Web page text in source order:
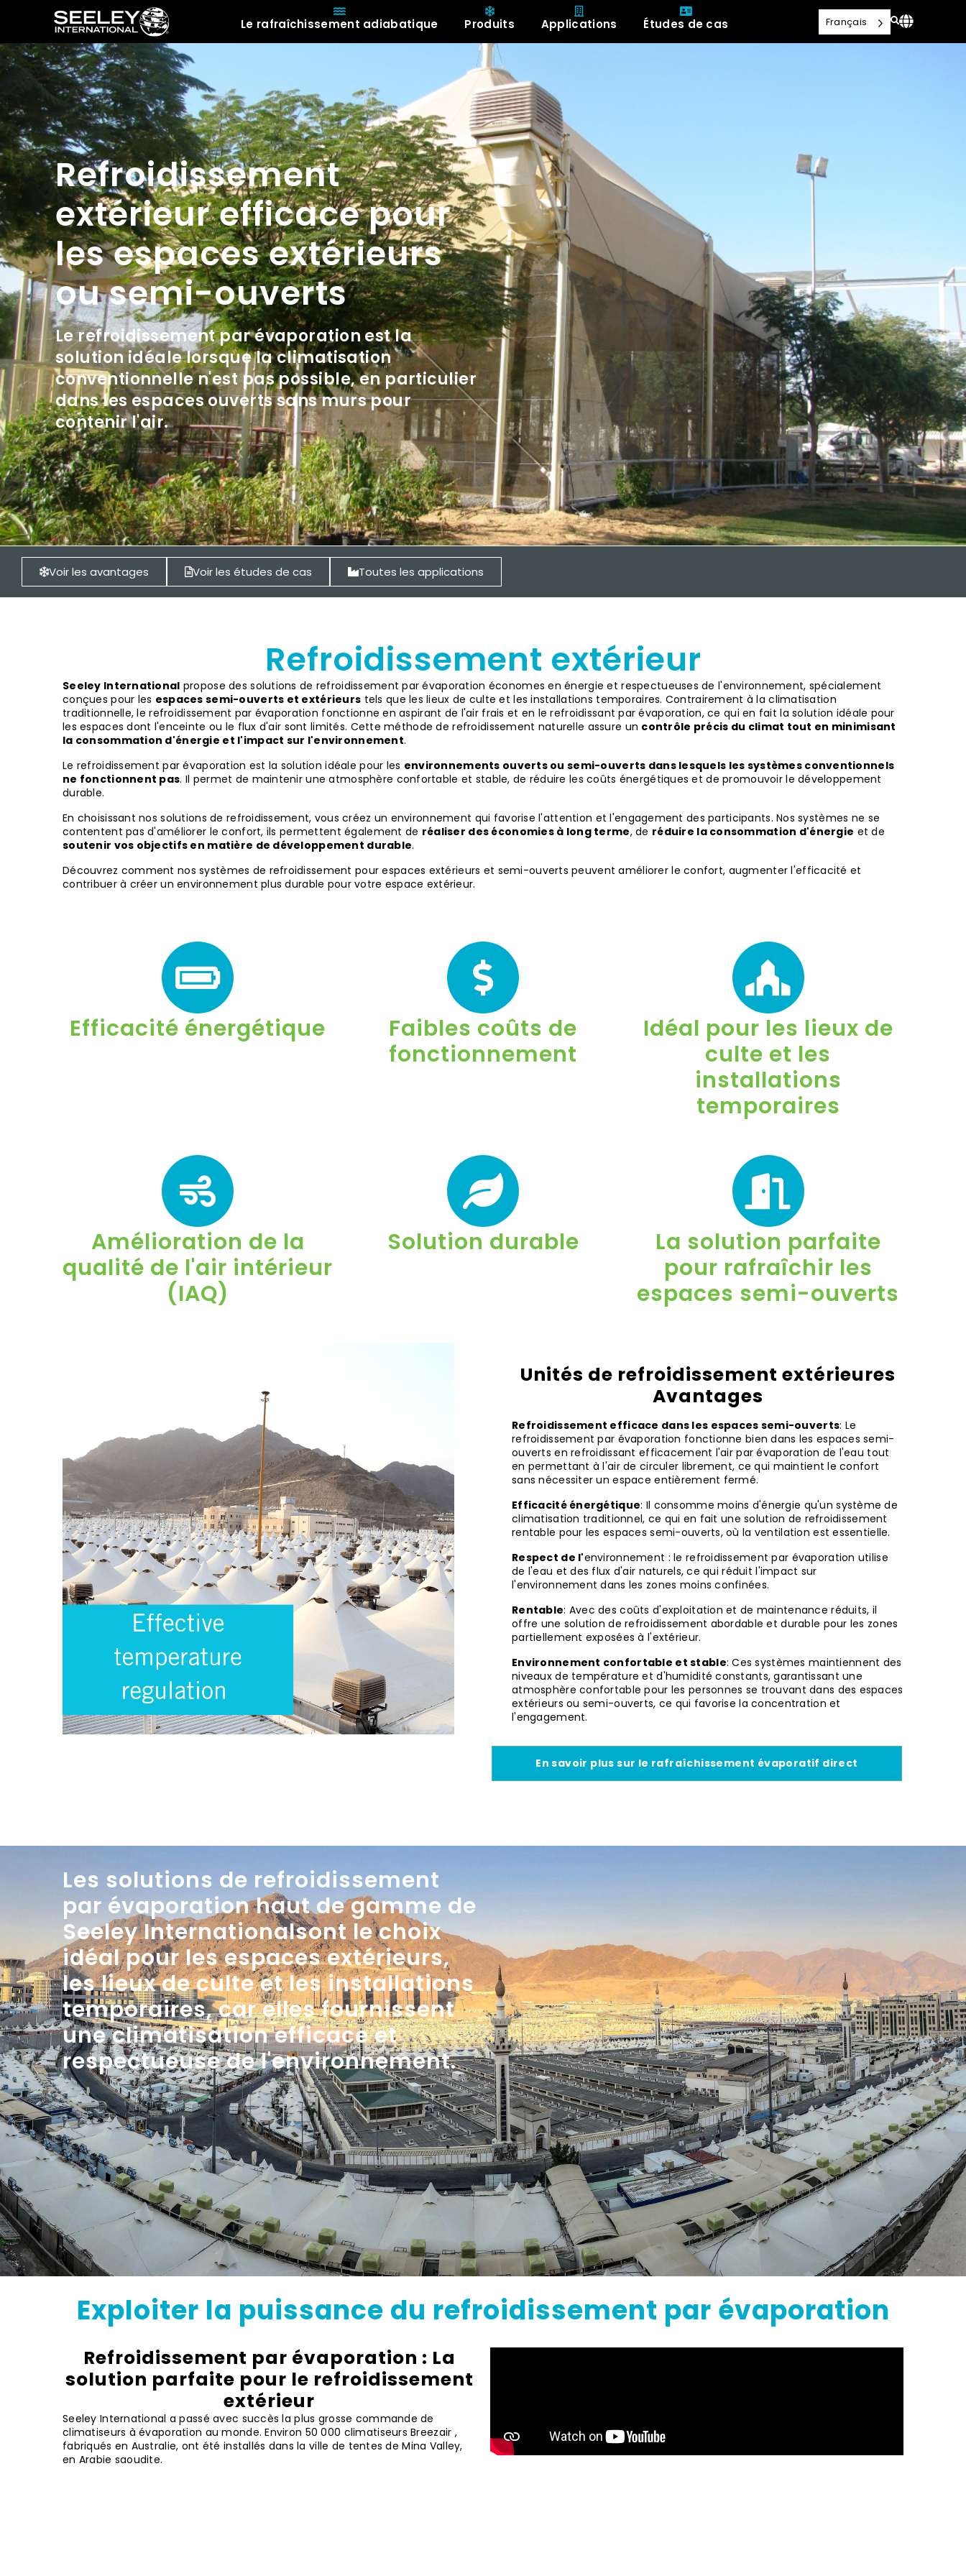
Le rafraîchissement adiabatique Produits Applications Études de cas Français
Refroidissement
extérieur efficace pour
les espaces extérieurs
ou semi-ouverts
Le refroidissement par évaporation est la
solution idéale lorsque la climatisation
conventionnelle n'est pas possible, en particulier
dans les espaces ouverts sans murs pour
contenir l'air.
Voir les avantages Voir les études de cas Toutes les applications
Refroidissement extérieur
Seeley International propose des solutions de refroidissement par évaporation économes en énergie et respectueuses de l'environnement, spécialement
conçues pour les espaces semi-ouverts et extérieurs tels que les lieux de culte et les installations temporaires. Contrairement à la climatisation
traditionnelle, le refroidissement par évaporation fonctionne en aspirant de l'air frais et en le refroidissant par évaporation, ce qui en fait la solution idéale pour
les espaces dont l'enceinte ou le flux d'air sont limités. Cette méthode de refroidissement naturelle assure un contrôle précis du climat tout en minimisant
la consommation d'énergie et l'impact sur l'environnement.
Le refroidissement par évaporation est la solution idéale pour les environnements ouverts ou semi-ouverts dans lesquels les systèmes conventionnels
ne fonctionnent pas. Il permet de maintenir une atmosphère confortable et stable, de réduire les coûts énergétiques et de promouvoir le développement
durable.
En choisissant nos solutions de refroidissement, vous créez un environnement qui favorise l'attention et l'engagement des participants. Nos systèmes ne se
contentent pas d'améliorer le confort, ils permettent également de réaliser des économies à long terme, de réduire la consommation d'énergie et de
soutenir vos objectifs en matière de développement durable.
Découvrez comment nos systèmes de refroidissement pour espaces extérieurs et semi-ouverts peuvent améliorer le confort, augmenter l'efficacité et
contribuer à créer un environnement plus durable pour votre espace extérieur.
Efficacité énergétique
Faibles coûts de
fonctionnement
Idéal pour les lieux de
culte et les
installations
temporaires
Amélioration de la
qualité de l'air intérieur
(IAQ)
Solution durable
La solution parfaite
pour rafraîchir les
espaces semi-ouverts
Unités de refroidissement extérieures
Avantages
Refroidissement efficace dans les espaces semi-ouverts: Le
refroidissement par évaporation fonctionne bien dans les espaces semi-
ouverts en refroidissant efficacement l'air par évaporation de l'eau tout
en permettant à l'air de circuler librement, ce qui maintient le confort
sans nécessiter un espace entièrement fermé.
Efficacité énergétique: Il consomme moins d'énergie qu'un système de
climatisation traditionnel, ce qui en fait une solution de refroidissement
rentable pour les espaces semi-ouverts, où la ventilation est essentielle.
Respect de l'environnement : le refroidissement par évaporation utilise
de l'eau et des flux d'air naturels, ce qui réduit l'impact sur
l'environnement dans les zones moins confinées.
Rentable: Avec des coûts d'exploitation et de maintenance réduits, il
offre une solution de refroidissement abordable et durable pour les zones
partiellement exposées à l'extérieur.
Environnement confortable et stable: Ces systèmes maintiennent des
niveaux de température et d'humidité constants, garantissant une
atmosphère confortable pour les personnes se trouvant dans des espaces
extérieurs ou semi-ouverts, ce qui favorise la concentration et
l'engagement.
En savoir plus sur le rafraîchissement évaporatif direct
Les solutions de refroidissement
par évaporation haut de gamme de
Seeley Internationalsont le choix
idéal pour les espaces extérieurs,
les lieux de culte et les installations
temporaires, car elles fournissent
une climatisation efficace et
respectueuse de l'environnement.
Exploiter la puissance du refroidissement par évaporation
Refroidissement par évaporation : La
solution parfaite pour le refroidissement
extérieur
Seeley International a passé avec succès la plus grosse commande de
climatiseurs à évaporation au monde. Environ 50 000 climatiseurs Breezair ,
fabriqués en Australie, ont été installés dans la ville de tentes de Mina Valley,
en Arabie saoudite.